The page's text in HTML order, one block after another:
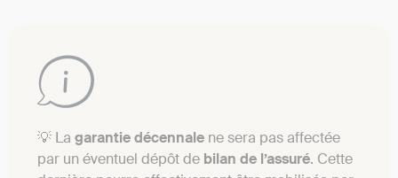
💡 La garantie décennale ne sera pas affectée
par un éventuel dépôt de bilan de l’assuré. Cette